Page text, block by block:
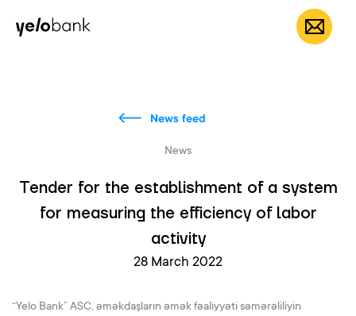
Individuals EN
News feed
News
Tender for the establishment of a system
for measuring the efficiency of labor
activity
28 March 2022
“Yelo Bank” ASC, əməkdaşların əmək fəaliyyəti səmərəliliyin